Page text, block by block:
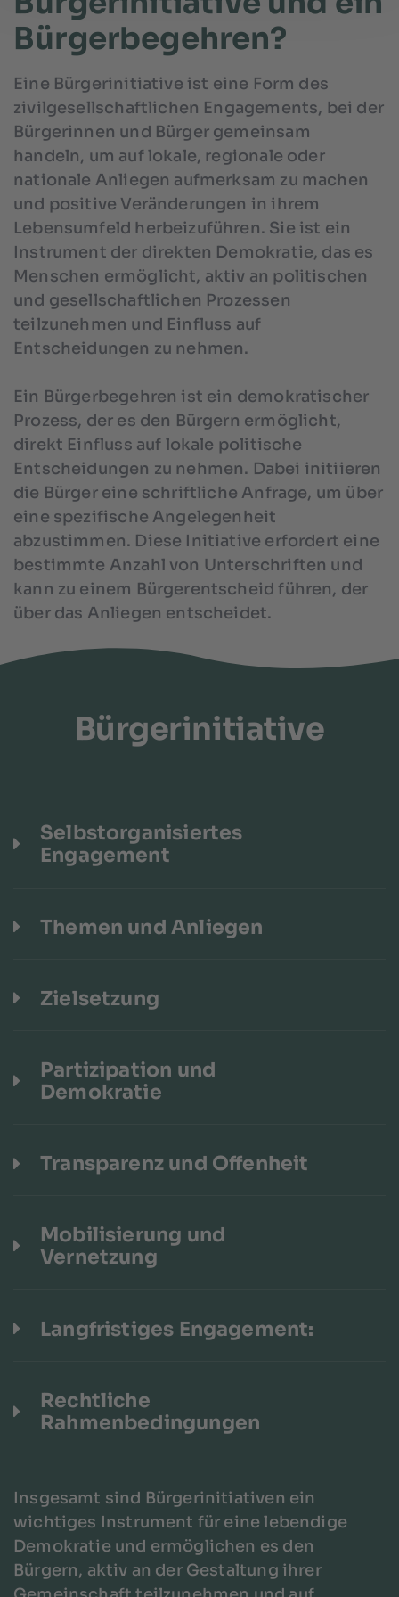
Bürgerbegehren?
Eine Bürgerinitiative ist eine Form des
zivilgesellschaftlichen Engagements, bei der
Bürgerinnen und Bürger gemeinsam
handeln, um auf lokale, regionale oder
nationale Anliegen aufmerksam zu machen
und positive Veränderungen in ihrem
Lebensumfeld herbeizuführen. Sie ist ein
Instrument der direkten Demokratie, das es
Menschen ermöglicht, aktiv an politischen
und gesellschaftlichen Prozessen
teilzunehmen und Einfluss auf
Entscheidungen zu nehmen.
Ein Bürgerbegehren ist ein demokratischer
Prozess, der es den Bürgern ermöglicht,
direkt Einfluss auf lokale politische
Entscheidungen zu nehmen. Dabei initiieren
die Bürger eine schriftliche Anfrage, um über
eine spezifische Angelegenheit
abzustimmen. Diese Initiative erfordert eine
bestimmte Anzahl von Unterschriften und
kann zu einem Bürgerentscheid führen, der
über das Anliegen entscheidet.
Bürgerinitiative
Selbstorganisiertes
Engagement
Themen und Anliegen
Zielsetzung
Partizipation und
Demokratie
Transparenz und Offenheit
Mobilisierung und
Vernetzung
Langfristiges Engagement:
Rechtliche
Rahmenbedingungen
Insgesamt sind Bürgerinitiativen ein
wichtiges Instrument für eine lebendige
Demokratie und ermöglichen es den
Bürgern, aktiv an der Gestaltung ihrer